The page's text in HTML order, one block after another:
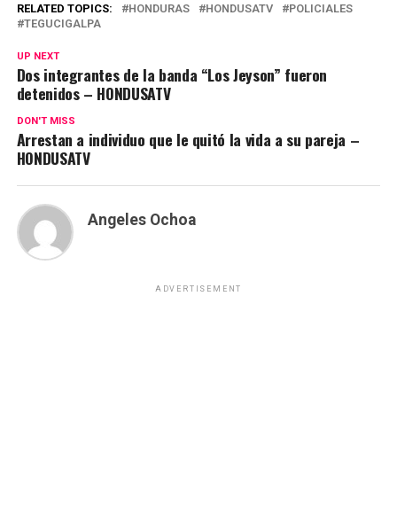
RELATED TOPICS: HONDURAS HONDUSATV
POLICIALES
TEGUCIGALPA
UP NEXT
Dos integrantes de la banda “Los Jeyson” fueron
detenidos – HONDUSATV
DON'T MISS
Arrestan a individuo que le quitó la vida a su pareja –
HONDUSATV
Angeles Ochoa
ADVERTISEMENT